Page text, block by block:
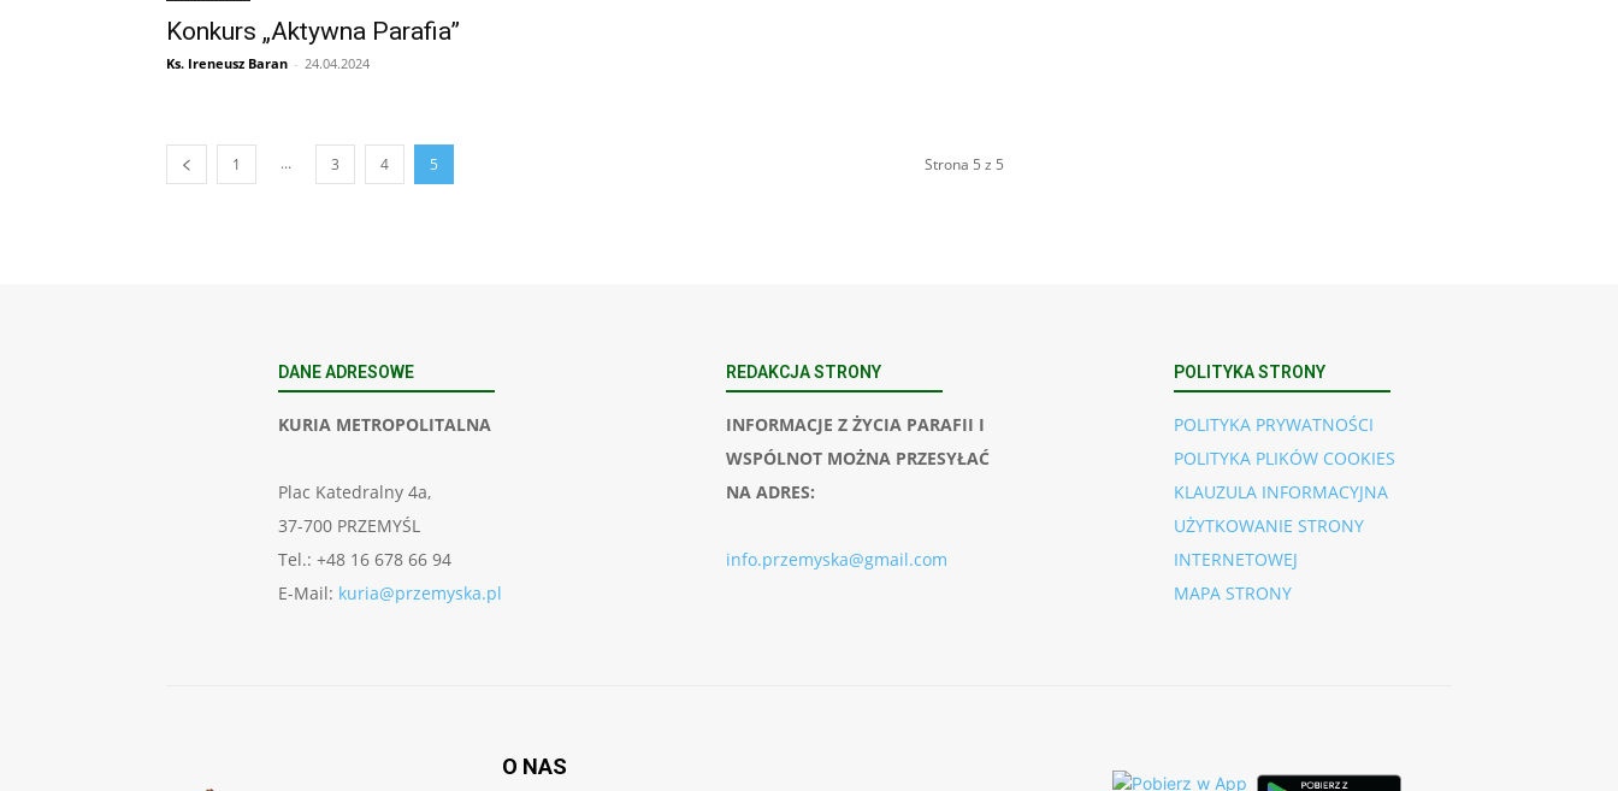
Konkurs „Aktywna Parafia”
Ks. Ireneusz Baran - 24.04.2024
1 ... 3 4 5 Strona 5 z 5
DANE ADRESOWE
KURIA METROPOLITALNA
Plac Katedralny 4a,
37-700 PRZEMYŚL
Tel.: +48 16 678 66 94
E-Mail: kuria@przemyska.pl
REDAKCJA STRONY
INFORMACJE Z ŻYCIA PARAFII I
WSPÓLNOT MOŻNA PRZESYŁAĆ
NA ADRES:
info.przemyska@gmail.com
POLITYKA STRONY
POLITYKA PRYWATNOŚCI
POLITYKA PLIKÓW COOKIES
KLAUZULA INFORMACYJNA
UŻYTKOWANIE STRONY
INTERNETOWEJ
MAPA STRONY
O NAS